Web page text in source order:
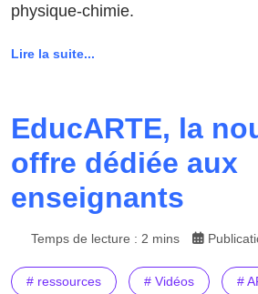
physique-chimie.
Lire la suite...
EducARTE, la
offre dédiée aux
enseignants
Temps de lecture : 2 mins
# ressources # Vidéos #